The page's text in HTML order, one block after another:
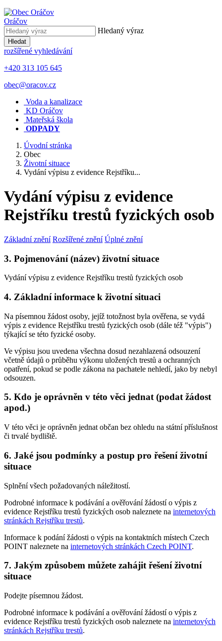
Oráčov
Hledaný výraz
Hledat
rozšířené vyhledávání
+420 313 105 645
obec@oracov.cz
Voda a kanalizace
KD Oráčov
Mateřská škola
ODPADY
Úvodní stránka
Obec
Životní situace
Vydání výpisu z evidence Rejstříku...
Vydání výpisu z evidence
Rejstříku trestů fyzických osob
Základní znění Rozšířené znění Úplné znění
3. Pojmenování (název) životní situace
Vydání výpisu z evidence Rejstříku trestů fyzických osob
4. Základní informace k životní situaci
Na písemnou žádost osoby, jejíž totožnost byla ověřena, se vydá
výpis z evidence Rejstříku trestů fyzických osob (dále též "výpis")
týkající se této fyzické osoby.
Ve výpisu jsou uvedena všechna dosud nezahlazená odsouzení
včetně údajů o průběhu výkonu uložených trestů a ochranných
opatření, pokud se podle zákona na pachatele nehledí, jako by nebyl
odsouzen.
5. Kdo je oprávněn v této věci jednat (podat žádost
apod.)
V této věci je oprávněn jednat občan bez ohledu na státní příslušnost
či trvalé bydliště.
6. Jaké jsou podmínky a postup pro řešení životní
situace
Splnění všech požadovaných náležitostí.
Podrobné informace k podávání a ověřování žádostí o výpis z
evidence Rejstříku trestů fyzických osob naleznete na internetových
stránkách Rejstříku trestů.
Informace k podání žádosti o výpis na kontaktních místech Czech
POINT naleznete na internetových stránkách Czech POINT.
7. Jakým způsobem můžete zahájit řešení životní
situace
Podejte písemnou žádost.
Podrobné informace k podávání a ověřování žádostí o výpis z
evidence Rejstříku trestů fyzických osob naleznete na internetových
stránkách Rejstříku trestů.